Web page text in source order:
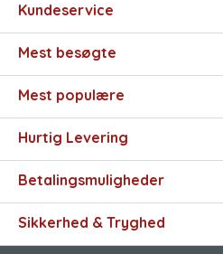
Kundeservice
Mest besøgte
Mest populære
Hurtig Levering
Betalingsmuligheder
Sikkerhed & Tryghed